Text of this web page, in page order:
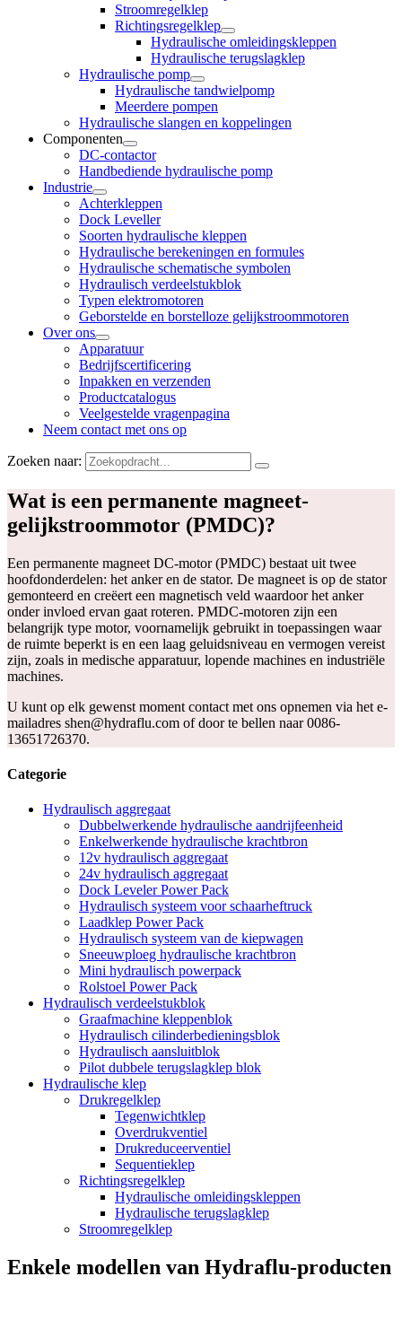
Stroomregelklep
Richtingsregelklep
Hydraulische omleidingskleppen
Hydraulische terugslagklep
Hydraulische pomp
Hydraulische tandwielpomp
Meerdere pompen
Hydraulische slangen en koppelingen
Componenten
DC-contactor
Handbediende hydraulische pomp
Industrie
Achterkleppen
Dock Leveller
Soorten hydraulische kleppen
Hydraulische berekeningen en formules
Hydraulische schematische symbolen
Hydraulisch verdeelstukblok
Typen elektromotoren
Geborstelde en borstelloze gelijkstroommotoren
Over ons
Apparatuur
Bedrijfscertificering
Inpakken en verzenden
Productcatalogus
Veelgestelde vragenpagina
Neem contact met ons op
Zoeken naar:
Wat is een permanente magneet-
gelijkstroommotor (PMDC)?
Een permanente magneet DC-motor (PMDC) bestaat uit twee
hoofdonderdelen: het anker en de stator. De magneet is op de stator
gemonteerd en creëert een magnetisch veld waardoor het anker
onder invloed ervan gaat roteren. PMDC-motoren zijn een
belangrijk type motor, voornamelijk gebruikt in toepassingen waar
de ruimte beperkt is en een laag geluidsniveau en vermogen vereist
zijn, zoals in medische apparatuur, lopende machines en industriële
machines.
U kunt op elk gewenst moment contact met ons opnemen via het e-
mailadres shen@hydraflu.com of door te bellen naar 0086-
13651726370.
Categorie
Hydraulisch aggregaat
Dubbelwerkende hydraulische aandrijfeenheid
Enkelwerkende hydraulische krachtbron
12v hydraulisch aggregaat
24v hydraulisch aggregaat
Dock Leveler Power Pack
Hydraulisch systeem voor schaarheftruck
Laadklep Power Pack
Hydraulisch systeem van de kiepwagen
Sneeuwploeg hydraulische krachtbron
Mini hydraulisch powerpack
Rolstoel Power Pack
Hydraulisch verdeelstukblok
Graafmachine kleppenblok
Hydraulisch cilinderbedieningsblok
Hydraulisch aansluitblok
Pilot dubbele terugslagklep blok
Hydraulische klep
Drukregelklep
Tegenwichtklep
Overdrukventiel
Drukreduceerventiel
Sequentieklep
Richtingsregelklep
Hydraulische omleidingskleppen
Hydraulische terugslagklep
Stroomregelklep
Enkele modellen van Hydraflu-producten